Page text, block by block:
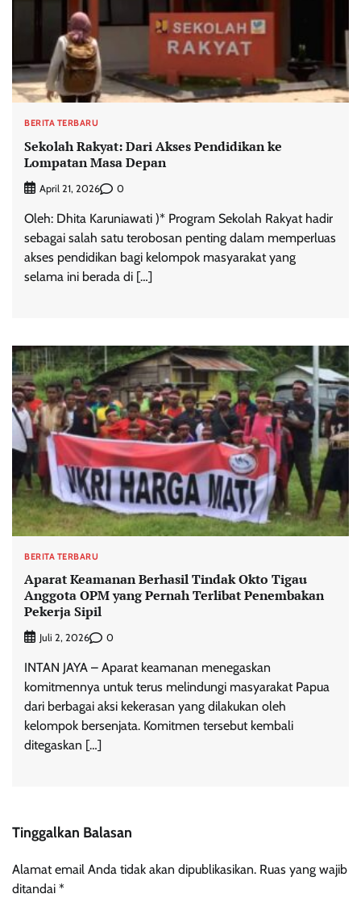
BERITA TERBARU
Sekolah Rakyat: Dari Akses Pendidikan ke
Lompatan Masa Depan
April 21, 2026 0
Oleh: Dhita Karuniawati )* Program Sekolah Rakyat hadir
sebagai salah satu terobosan penting dalam memperluas
akses pendidikan bagi kelompok masyarakat yang
selama ini berada di […]
BERITA TERBARU
Aparat Keamanan Berhasil Tindak Okto Tigau
Anggota OPM yang Pernah Terlibat Penembakan
Pekerja Sipil
Juli 2, 2026 0
INTAN JAYA – Aparat keamanan menegaskan
komitmennya untuk terus melindungi masyarakat Papua
dari berbagai aksi kekerasan yang dilakukan oleh
kelompok bersenjata. Komitmen tersebut kembali
ditegaskan […]
Tinggalkan Balasan
Alamat email Anda tidak akan dipublikasikan. Ruas yang wajib
ditandai *